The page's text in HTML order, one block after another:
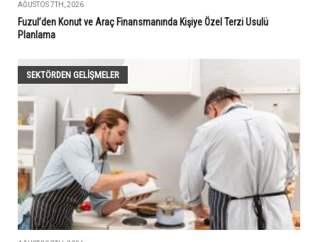
AĞUSTOS 7TH, 2026
Fuzul’den Konut ve Araç Finansmanında Kişiye Özel Terzi Usulü
Planlama
SEKTÖRDEN GELIŞMELER